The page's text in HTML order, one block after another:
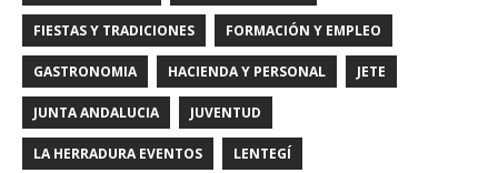
FIESTAS Y TRADICIONES FORMACIÓN Y EMPLEO
GASTRONOMIA HACIENDA Y PERSONAL JETE
JUNTA ANDALUCIA JUVENTUD
LA HERRADURA EVENTOS LENTEGÍ